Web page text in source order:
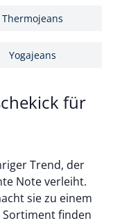
Thermojeans
Yogajeans
für
Trend, der
Note verleiht.
sie zu einem
Sortiment finden